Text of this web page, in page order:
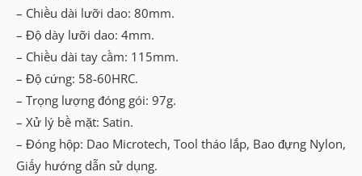
lượng
– Chiều dài lưỡi dao: 80mm.
– Độ dày lưỡi dao: 4mm.
– Chiều dài tay cầm: 115mm.
– Độ cứng: 58-60HRC.
– Trọng lượng đóng gói: 97g.
– Xử lý bề mặt: Satin.
– Đóng hộp: Dao Microtech, Tool tháo lắp, Bao đựng Nylon,
Giấy hướng dẫn sử dụng.